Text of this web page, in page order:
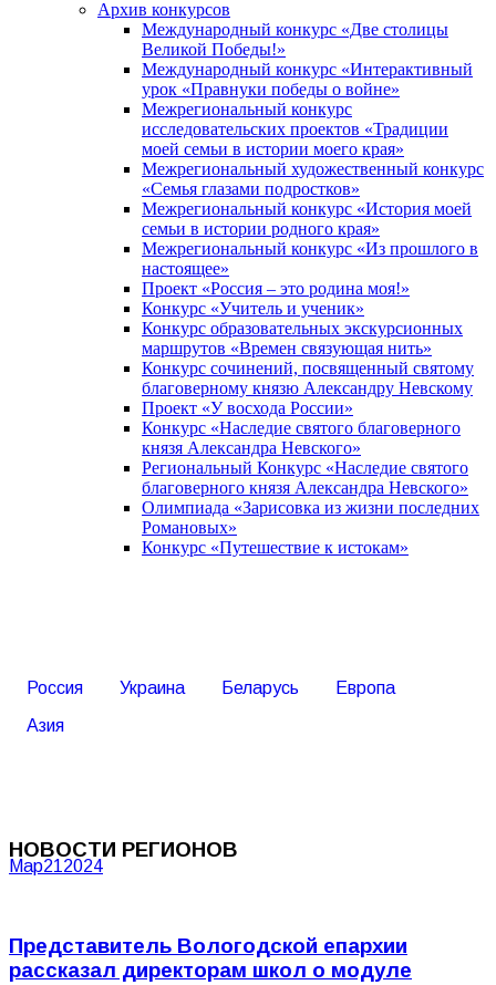
Архив конкурсов
Международный конкурс «Две столицы
Великой Победы!»
Международный конкурс «Интерактивный
урок «Правнуки победы о войне»
Межрегиональный конкурс
исследовательских проектов «Традиции
моей семьи в истории моего края»
Межрегиональный художественный конкурс
«Семья глазами подростков»
Межрегиональный конкурс «История моей
семьи в истории родного края»
Межрегиональный конкурс «Из прошлого в
настоящее»
Проект «Россия – это родина моя!»
Конкурс «Учитель и ученик»
Конкурс образовательных экскурсионных
маршрутов «Времен связующая нить»
Конкурс сочинений, посвященный святому
благоверному князю Александру Невскому
Проект «У восхода России»
Конкурс «Наследие святого благоверного
князя Александра Невского»
Региональный Конкурс «Наследие святого
благоверного князя Александра Невского»
Олимпиада «Зарисовка из жизни последних
Романовых»
Конкурс «Путешествие к истокам»
Россия Украина Беларусь
Европа
Азия
НОВОСТИ РЕГИОНОВ
Мар212024
Представитель Вологодской епархии
рассказал директорам школ о модуле